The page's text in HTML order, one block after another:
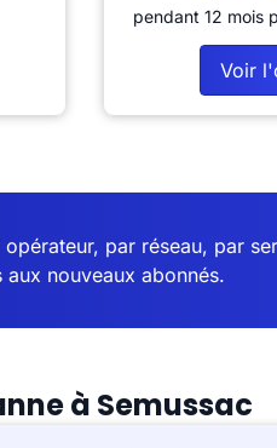
pendant 12 mois
Voir
par réseau, par
nouveaux abonnés.
à Semussac